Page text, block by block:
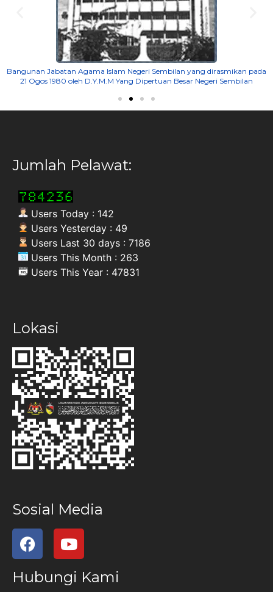
Bangunan Jabatan Agama Islam Negeri Sembilan yang dirasmikan pada
21 Ogos 1980 oleh D.Y.M.M Yang Dipertuan Besar Negeri Sembilan
Jumlah Pelawat:
Users Today : 142
Users Yesterday : 49
Users Last 30 days : 7186
Users This Month : 263
Users This Year : 47831
Lokasi
Sosial Media
Hubungi Kami